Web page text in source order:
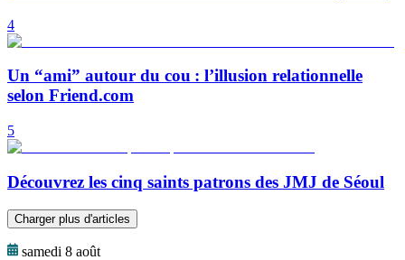
4
Un “ami” autour du cou : l’illusion relationnelle
selon Friend.com
5
Découvrez les cinq saints patrons des JMJ de Séoul
Charger plus d'articles
samedi 8 août